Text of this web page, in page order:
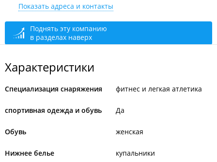
+7 924 240-56-33
+7 914 790-07-71
открыто, закроется через 37 мин.
Показать адреса и контакты
Поднять эту компанию
в разделах наверх
Характеристики
Специализация снаряжения фитнес и легкая атлетика
спортивная одежда и обувь Да
Обувь женская
Нижнее белье купальники